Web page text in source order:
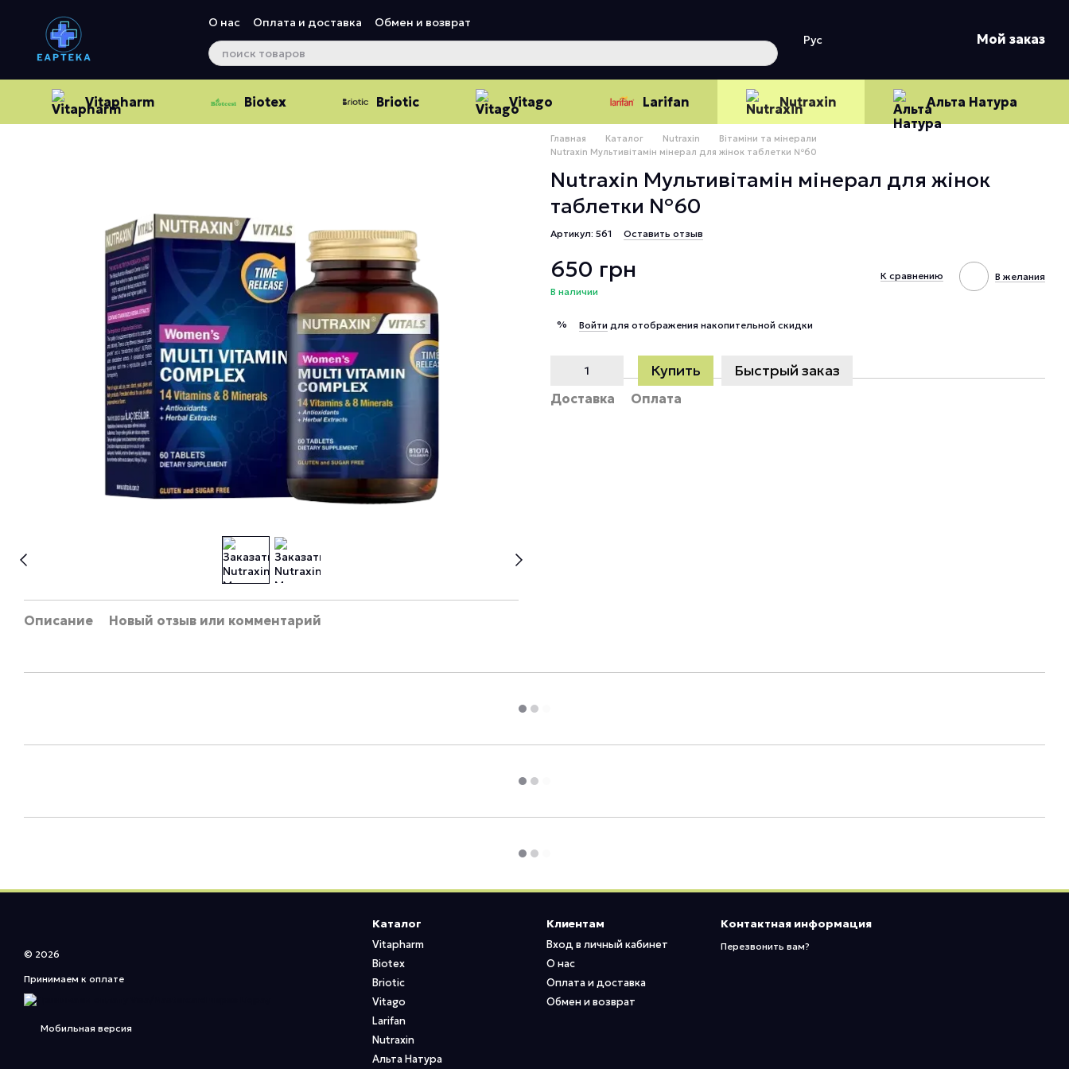
О нас Оплата и доставка
Обмен и возврат
Рус
Мой заказ
Vitapharm Biotex Briotic Vitago Larifan Nutraxin Альта Натура
Описание Новый отзыв или комментарий
Главная Каталог Nutraxin
Вітаміни та мінерали
Nutraxin Мультивітамін мінерал для жінок таблетки №60
Nutraxin Мультивітамін мінерал для жінок
таблетки №60
Артикул: 561 Оставить отзыв
650 грн
В наличии
К сравнению В желания
% Войти для отображения накопительной скидки
Купить Быстрый заказ
Доставка Оплата
© 2026
Принимаем к оплате
Мобильная версия
Каталог
Vitapharm
Biotex
Briotic
Vitago
Larifan
Nutraxin
Альта Натура
Клиентам
Вход в личный кабинет
О нас
Оплата и доставка
Обмен и возврат
Контактная информация
Перезвонить вам?